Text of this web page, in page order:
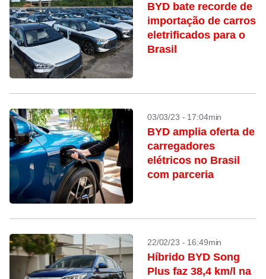
BYD bate recorde de
importação de carros
eletrificados para o
Brasil
03/03/23 - 17:04min
BYD amplia oferta de
carregadores
elétricos no Brasil
com parceria
22/02/23 - 16:49min
Híbrido BYD Song
Plus faz 38,4 km/l na